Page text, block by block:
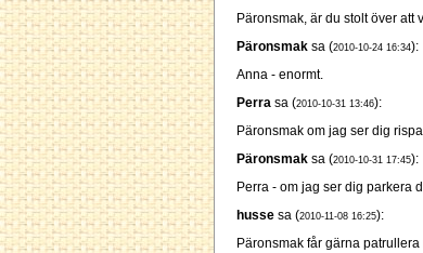
Päronsmak, är du stolt över att
Päronsmak sa (2010-10-24 16:34):
Anna - enormt.
Perra sa (2010-10-31 13:46):
Päronsmak om jag ser dig
Päronsmak sa (2010-10-31 17:45):
Perra - om jag ser dig parkera
husse sa (2010-11-08 16:25):
Päronsmak får gärna